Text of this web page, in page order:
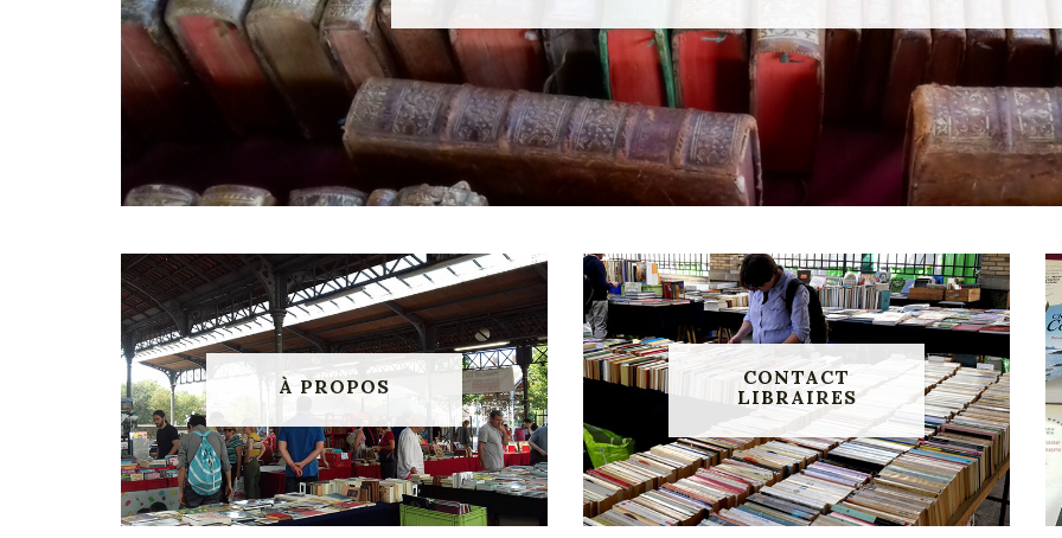
À PROPOS
CONTACT
LIBRAIRES